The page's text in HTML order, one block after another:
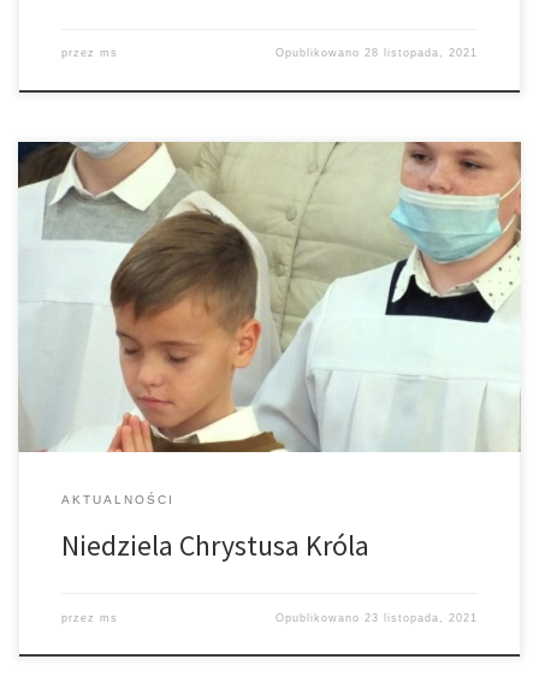
przez ms Opublikowano28 listopada, 2021
Dzisiejsza niedziela jest ostatnią niedzielą Roku Liturgicznego.
Przeżywamy Uroczystość Chrystusa Króla Wszechświata. Jest to
jednocześnie patronalne święto Liturgicznej Służby Ołtarza i
Katolickiego Stowarzyszenia Młodzieży. Msza św. o godz. 10.30
była Mszą św. dla Rodzin z dziećmi, ze specjalnym
błogosławieństwem i kazaniem dla dzieci. Grupa ośmiu chłopców
– aspirantów z naszej […]
AKTUALNOŚCI
Niedziela Chrystusa Króla
przez ms Opublikowano 23 listopada, 2021